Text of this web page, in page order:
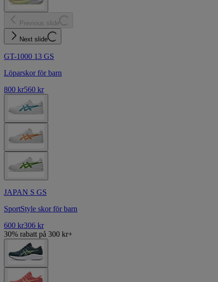
Previous slide
Next slide
GT-1000 13 GS
Löparskor för barn
800 kr560 kr
JAPAN S GS
SportStyle skor för barn
600 kr306 kr
30% rabatt på 300 kr+